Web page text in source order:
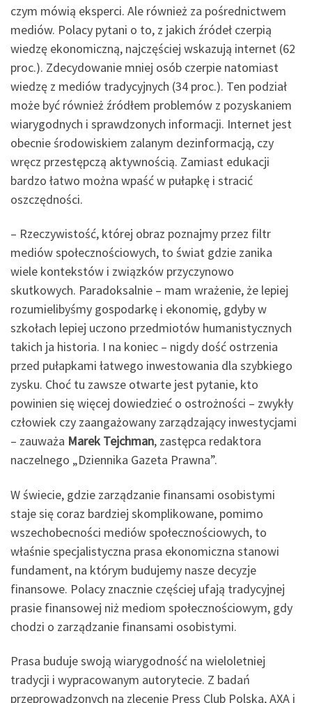
czym mówią eksperci. Ale również za pośrednictwem
mediów. Polacy pytani o to, z jakich źródeł czerpią
wiedzę ekonomiczną, najczęściej wskazują internet (62
proc.). Zdecydowanie mniej osób czerpie natomiast
wiedzę z mediów tradycyjnych (34 proc.). Ten podział
może być również źródłem problemów z pozyskaniem
wiarygodnych i sprawdzonych informacji. Internet jest
obecnie środowiskiem zalanym dezinformacją, czy
wręcz przestępczą aktywnością. Zamiast edukacji
bardzo łatwo można wpaść w pułapkę i stracić
oszczędności.
– Rzeczywistość, której obraz poznajmy przez filtr
mediów społecznościowych, to świat gdzie zanika
wiele kontekstów i związków przyczynowo
skutkowych. Paradoksalnie – mam wrażenie, że lepiej
rozumielibyśmy gospodarkę i ekonomię, gdyby w
szkołach lepiej uczono przedmiotów humanistycznych
takich ja historia. I na koniec – nigdy dość ostrzenia
przed pułapkami łatwego inwestowania dla szybkiego
zysku. Choć tu zawsze otwarte jest pytanie, kto
powinien się więcej dowiedzieć o ostrożności – zwykły
człowiek czy zaangażowany zarządzający inwestycjami
– zauważa Marek Tejchman, zastępca redaktora
naczelnego „Dziennika Gazeta Prawna”.
W świecie, gdzie zarządzanie finansami osobistymi
staje się coraz bardziej skomplikowane, pomimo
wszechobecności mediów społecznościowych, to
właśnie specjalistyczna prasa ekonomiczna stanowi
fundament, na którym budujemy nasze decyzje
finansowe. Polacy znacznie częściej ufają tradycyjnej
prasie finansowej niż mediom społecznościowym, gdy
chodzi o zarządzanie finansami osobistymi.
Prasa buduje swoją wiarygodność na wieloletniej
tradycji i wypracowanym autorytecie. Z badań
przeprowadzonych na zlecenie Press Club Polska, AXA i